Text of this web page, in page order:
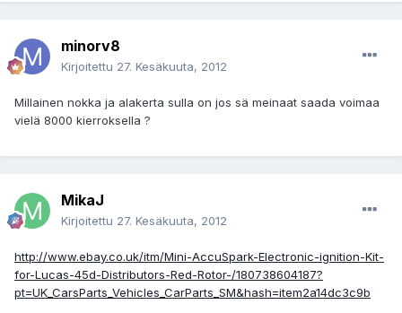
minorv8
Kirjoitettu 27. Kesäkuuta, 2012
Millainen nokka ja alakerta sulla on jos sä meinaat saada voimaa
vielä 8000 kierroksella ?
MikaJ
Kirjoitettu 27. Kesäkuuta, 2012
http://www.ebay.co.uk/itm/Mini-AccuSpark-Electronic-ignition-Kit-
for-Lucas-45d-Distributors-Red-Rotor-/180738604187?
pt=UK_CarsParts_Vehicles_CarParts_SM&hash=item2a14dc3c9b